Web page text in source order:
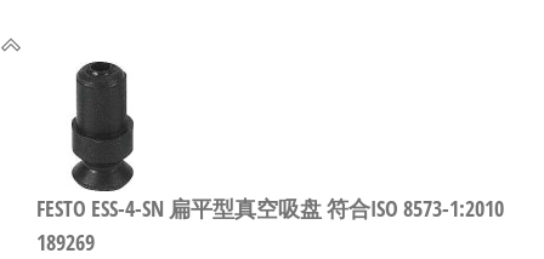
FESTO ESS-4-SN 扁平型真空吸盘 符合ISO 8573-1:2010
189269